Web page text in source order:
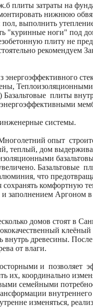
плиты затраты на
нижнюю
выполнить
"куринные ноги" под
плиту не
рекомендуем
плиты
системы.
опыт
теплый, дом
Базальтовые
что
комфортную
заполнением Аргоном в
домов стоят в
внутрь древесины.
от влаги.
и позволяет
их, координально
семейными
внутреннего
изменяться,